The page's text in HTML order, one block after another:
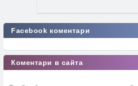
Facebook коментари
Коментари в сайта